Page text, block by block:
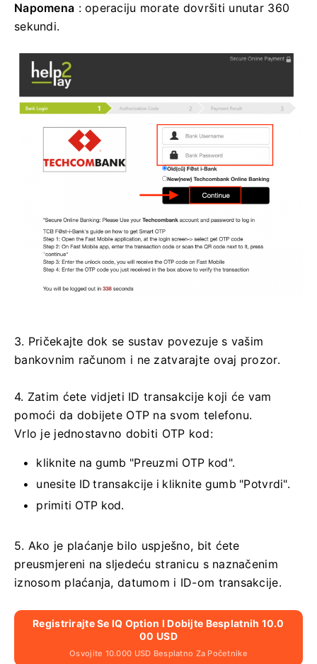
Napomena : operaciju morate dovršiti unutar 360
sekundi.
3. Pričekajte dok se sustav povezuje s vašim
bankovnim računom i ne zatvarajte ovaj prozor.
4. Zatim ćete vidjeti ID transakcije koji će vam
pomoći da dobijete OTP na svom telefonu.
Vrlo je jednostavno dobiti OTP kod:
kliknite na gumb "Preuzmi OTP kod".
unesite ID transakcije i kliknite gumb "Potvrdi".
primiti OTP kod.
5. Ako je plaćanje bilo uspješno, bit ćete
preusmjereni na sljedeću stranicu s naznačenim
iznosom plaćanja, datumom i ID-om transakcije.
Registrirajte Se IQ Option I Dobijte Besplatnih 10.0
00 USD
Osvojite 10.000 USD Besplatno Za Početnike